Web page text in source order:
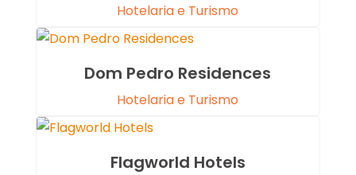
Hotelaria e Turismo
Dom Pedro Residences
Hotelaria e Turismo
Flagworld Hotels